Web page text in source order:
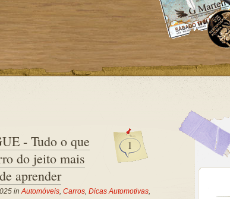
1
- Tudo o que
do jeito mais
aprender
inAutomóveis, Carros, Dicas Automotivas,